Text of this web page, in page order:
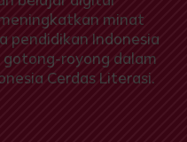
minat
pendidikan Indonesia
royong dalam
Cerdas Literasi.